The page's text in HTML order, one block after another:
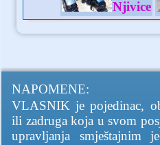
Njivice
NAPOMENE:
VLASNIK je pojedinac,
ili zadruga koja u svom
upravljanja smještajnim